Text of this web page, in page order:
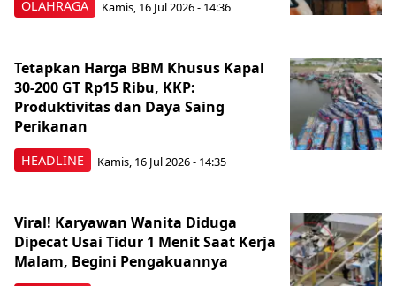
OLAHRAGA Kamis, 16 Jul 2026 - 14:36
HEADLINE
Tetapkan Harga BBM Khusus Kapal
30-200 GT Rp15 Ribu, KKP:
Produktivitas dan Daya Saing
Perikanan
Kamis, 16 Jul 2026 - 14:35
Viral! Karyawan Wanita Diduga
Dipecat Usai Tidur 1 Menit Saat Kerja
Malam, Begini Pengakuannya